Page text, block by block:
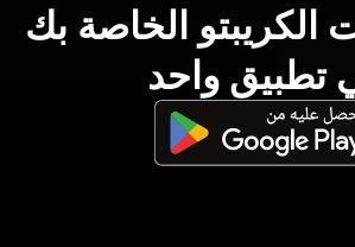
الكريبتو الخاصة بك
تطبيق واحد